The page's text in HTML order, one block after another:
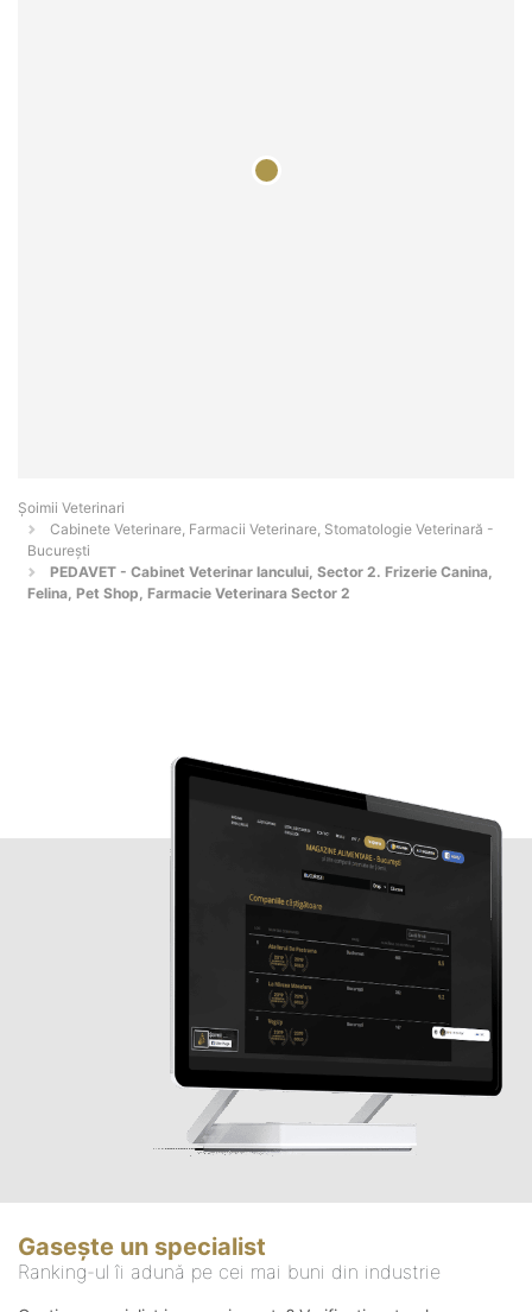
Șoimii Veterinari
Cabinete Veterinare, Farmacii Veterinare, Stomatologie Veterinară -
Bucureşti
PEDAVET - Cabinet Veterinar Iancului, Sector 2. Frizerie Canina,
Felina, Pet Shop, Farmacie Veterinara Sector 2
Gasește un specialist
Ranking-ul îi adună pe cei mai buni din industrie